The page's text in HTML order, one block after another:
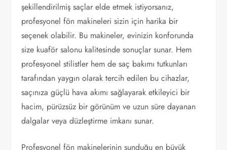
şekillendirilmiş saçlar elde etmek istiyorsanız,
profesyonel fön makineleri sizin için harika bir
seçenek olabilir. Bu makineler, evinizin konforunda
size kuaför salonu kalitesinde sonuçlar sunar. Hem
profesyonel stilistler hem de saç bakımı tutkunları
tarafından yaygın olarak tercih edilen bu cihazlar,
saçınıza güçlü hava akımı sağlayarak etkileyici bir
hacim, pürüzsüz bir görünüm ve uzun süre dayanan
dalgalar veya düzleştirme imkanı sunar.
Profesyonel fön makinelerinin sunduğu en büyük